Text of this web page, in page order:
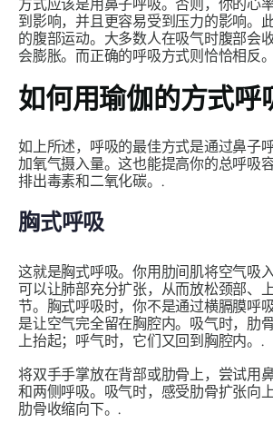
方式应该是用鼻子呼吸。否则，你的心
到影响，并且更容易受到压力的影响。
的腹部运动。大多数人在吸气时腹部会
会膨胀。而正确的呼吸方式则恰恰相反
如何用瑜伽的方式呼
如上所述，呼吸的最佳方式是通过鼻子
加氧气摄入量。这也能提高你的总呼吸
排出毒素和二氧化碳。.
胸式呼吸
这就是胸式呼吸。你用肋间肌将空气吸
可以让肺部充分扩张，从而放松颈部、
节。胸式呼吸时，你不是通过横膈膜呼
是让空气完全留在胸腔内。吸气时，肋
上抬起；呼气时，它们又回到胸腔内。.
将双手手掌放在背部或肋骨上，尝试用
和两侧呼吸。吸气时，感受肋骨扩张向
肋骨收缩向下。.